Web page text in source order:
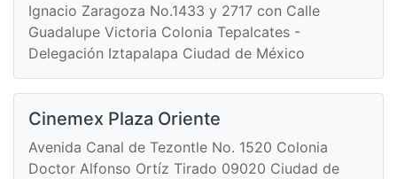
Ignacio Zaragoza No.1433 y 2717 con Calle
Guadalupe Victoria Colonia Tepalcates -
Delegación Iztapalapa Ciudad de México
Cinemex Plaza Oriente
Avenida Canal de Tezontle No. 1520 Colonia
Doctor Alfonso Ortíz Tirado 09020 Ciudad de